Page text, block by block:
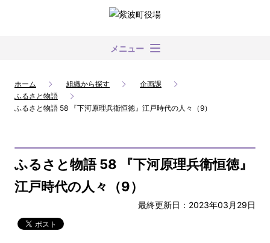
メニュー
ホーム 組織から探す
企画課
ふるさと物語
ふるさと物語 58 『下河原理兵衛恒徳』江戸時代の人々（9）
ふるさと物語 58 『下河原理兵衛恒徳』
江戸時代の人々（9）
最終更新日：2023年03月29日